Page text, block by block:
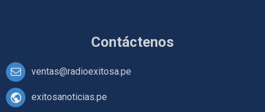
Contáctenos
ventas@radioexitosa.pe
exitosanoticias.pe